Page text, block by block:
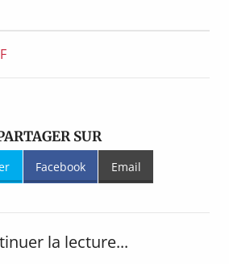
SUR
Facebook Email
la lecture...